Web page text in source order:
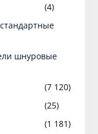
(4)
шнуровые
(7 120)
(25)
(1 181)